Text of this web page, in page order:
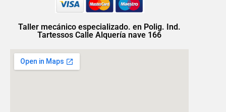
Taller mecánico especializado. en Polig. Ind.
Tartessos Calle Alquería nave 166